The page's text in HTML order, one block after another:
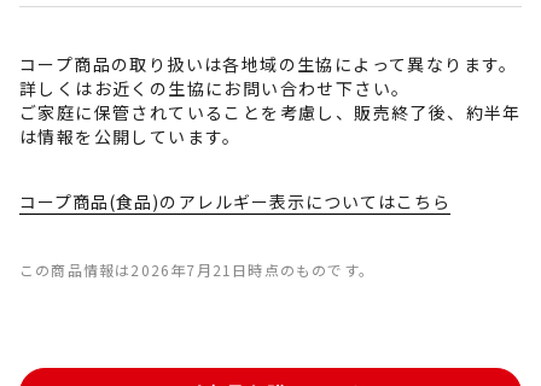
コープ商品の取り扱いは各地域の生協によって異なります。
詳しくはお近くの生協にお問い合わせ下さい。
ご家庭に保管されていることを考慮し、販売終了後、約半年
は情報を公開しています。
コープ商品(食品)のアレルギー表示についてはこちら
この商品情報は2026年7月21日時点のものです。